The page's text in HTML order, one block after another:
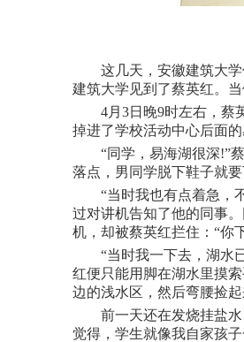
这几天，安徽建筑大学
建筑大学见到了蔡英红。
4月3日晚9时左右，蔡英
掉进了学校活动中心后面
“同学，易海湖很深!”蔡
落点，男同学脱下鞋子就
“当时我也有点着急，不
过对讲机告知了他的同事
机，却被蔡英红拦住：“你
“当时我一下去，湖水已
红便只能用脚在湖水里摸
边的浅水区，然后弯腰捡
前一天还在发烧挂盐水
觉得，学生就像我自家孩